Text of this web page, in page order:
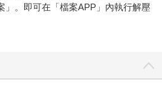
」。即可在「檔案APP」內執行解壓